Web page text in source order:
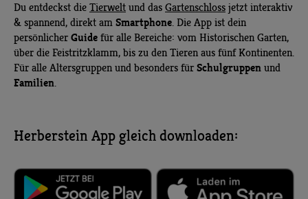
Du entdeckst die Tierwelt und das Gartenschloss jetzt interaktiv
& spannend, direkt am Smartphone. Die App ist dein
persönlicher Guide für alle Bereiche: vom Historischen Garten,
über die Feistritzklamm, bis zu den Tieren aus fünf Kontinenten.
Für alle Altersgruppen und besonders für Schulgruppen und
Familien.
Herberstein App gleich downloaden: